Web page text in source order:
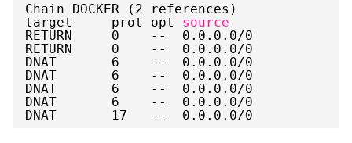
Chain DOCKER (2 references)
target     prot opt source
RETURN     0    --  0.0.0.0/0
RETURN     0    --  0.0.0.0/0
DNAT       6    --  0.0.0.0/0
DNAT       6    --  0.0.0.0/0
DNAT       6    --  0.0.0.0/0
DNAT       6    --  0.0.0.0/0
DNAT       17   --  0.0.0.0/0